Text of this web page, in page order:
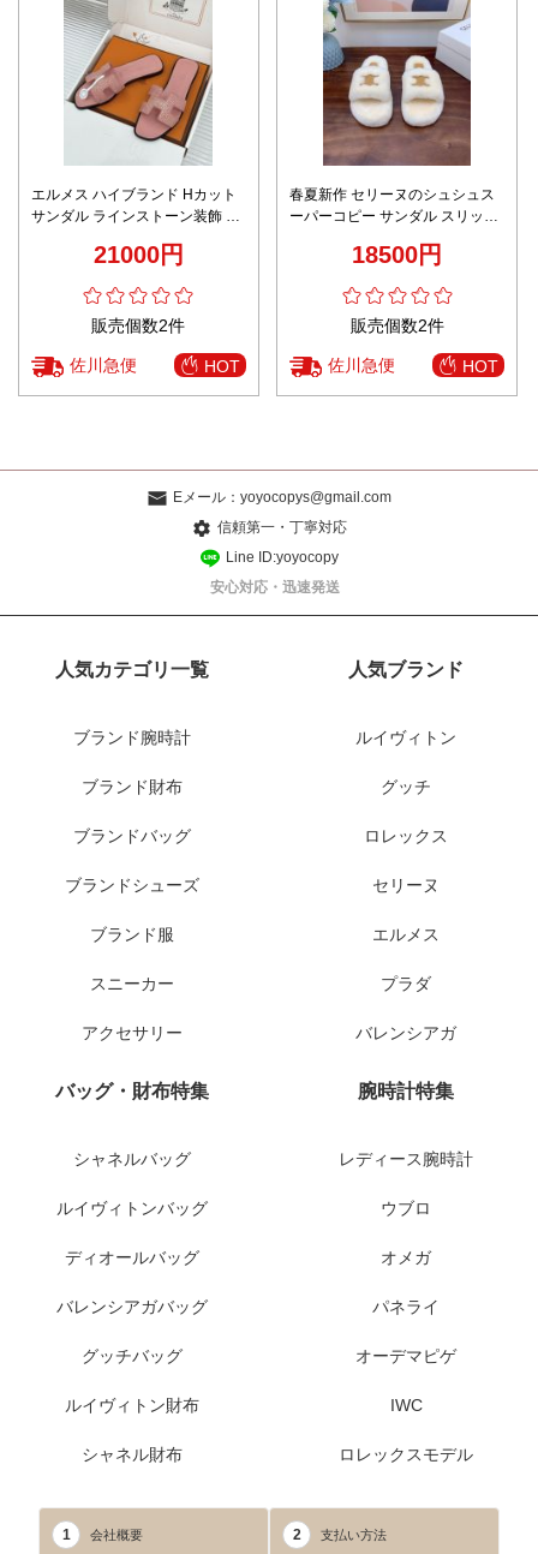
エルメス ハイブランド Hカット
サンダル ラインストーン装飾 フ
21000円
販売個数2件
佐川急便 HOT
春夏新作 セリーヌのシュシュス
ーパーコピー サンダル スリッパ
にくい ホワイト18500円
販売個数2件
佐川急便 HOT
Eメール： yoyocopys@gmail.com
信頼第一・丁寧対応
Line ID:yoyocopy
安心対応・迅速発送
人気カテゴリ一覧
ブランド腕時計
ブランド財布
ブランドバッグ
ブランドシューズ
ブランド服
スニーカー
アクセサリー
人気ブランド
ルイヴィトン
グッチ
ロレックス
セリーヌ
エルメス
プラダ
バレンシアガ
バッグ・財布特集
シャネルバッグ
ルイヴィトンバッグ
ディオールバッグ
バレンシアガバッグ
グッチバッグ
ルイヴィトン財布
シャネル財布
腕時計特集
レディース腕時計
ウブロ
オメガ
パネライ
オーデマピゲ
IWC
ロレックスモデル
1 会社概要 2 支払い方法